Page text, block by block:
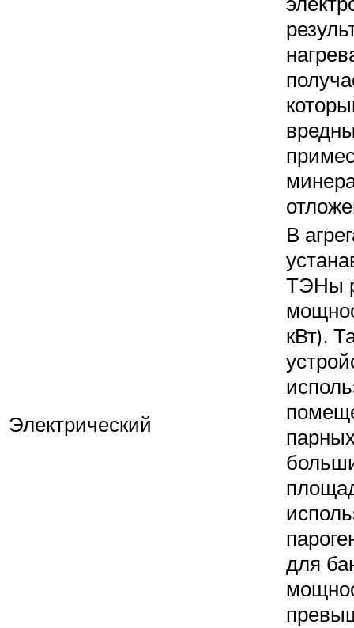
Электрический
В
ТЭНы
кВт).
для